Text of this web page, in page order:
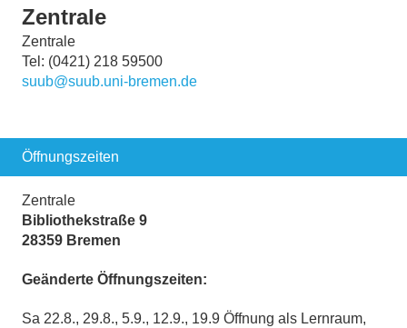
Zentrale
Zentrale
Tel: (0421) 218 59500
suub@suub.uni-bremen.de
Öffnungszeiten
Zentrale
Bibliothekstraße 9
28359 Bremen
Geänderte Öffnungszeiten:
Sa 22.8., 29.8., 5.9., 12.9., 19.9 Öffnung als Lernraum,